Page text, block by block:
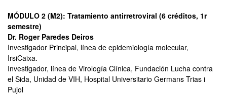
MÓDULO 2 (M2): Tratamiento antirretroviral (6 créditos, 1r
semestre)
Dr. Roger Paredes Deiros
Investigador Principal, línea de epidemiología molecular,
IrsiCaixa.
Investigador, línea de Virología Clínica, Fundación Lucha contra
el Sida, Unidad de VIH, Hospital Universitario Germans Trias i
Pujol